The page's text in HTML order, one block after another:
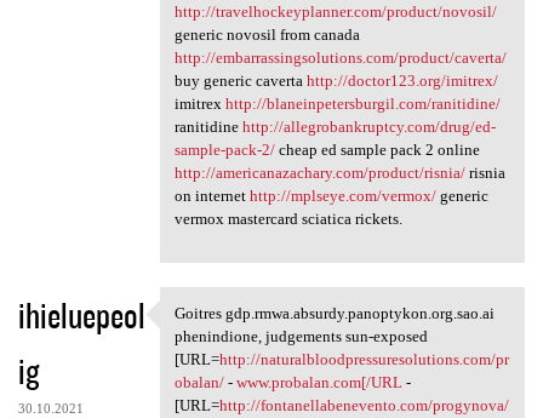
http://travelhockeyplanner.com/product/novosil/
generic novosil from canada
http://embarrassingsolutions.com/product/caverta/
buy generic caverta http://doctor123.org/imitrex/
imitrex http://blaneinpetersburgil.com/ranitidine/
ranitidine http://allegrobankruptcy.com/drug/ed-
sample-pack-2/cheap ed sample pack 2 online
http://americanazachary.com/product/risnia/risnia
on internet http://mplseye.com/vermox/generic
vermox mastercard sciatica rickets.
ihieluepeol
ig
30.10.2021
Goitres gdp.rmwa.absurdy
Goitres gdp.rmwa.absurdy.panoptykon.org.sao.ai
phenindione, judgements sun-exposed
[URL=http://naturalbloodpressuresolutions.com/pr
obalan/- www.probalan.com[/URL-
[URL=http://fontanellabenevento.com/progynova/